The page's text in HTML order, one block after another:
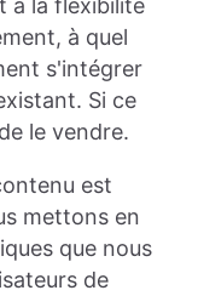
à la flexibilité
à quel
s'intégrer
Si ce
le vendre.
est
mettons en
que nous
de